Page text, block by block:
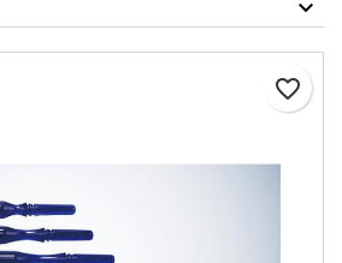
favorite_border